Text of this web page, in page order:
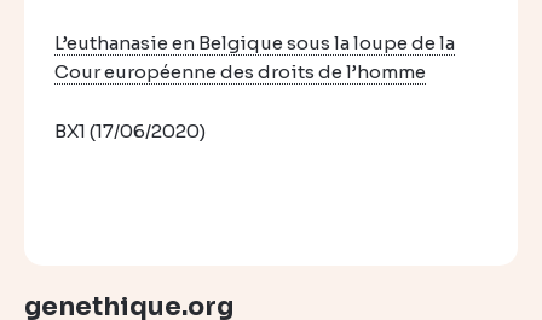
L’euthanasie en Belgique sous la loupe de la
Cour européenne des droits de l’homme
BX1 (17/06/2020)
genethique.org